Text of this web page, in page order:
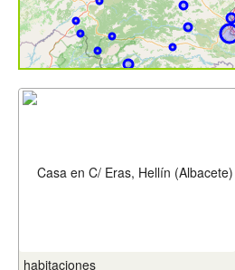
habitaciones